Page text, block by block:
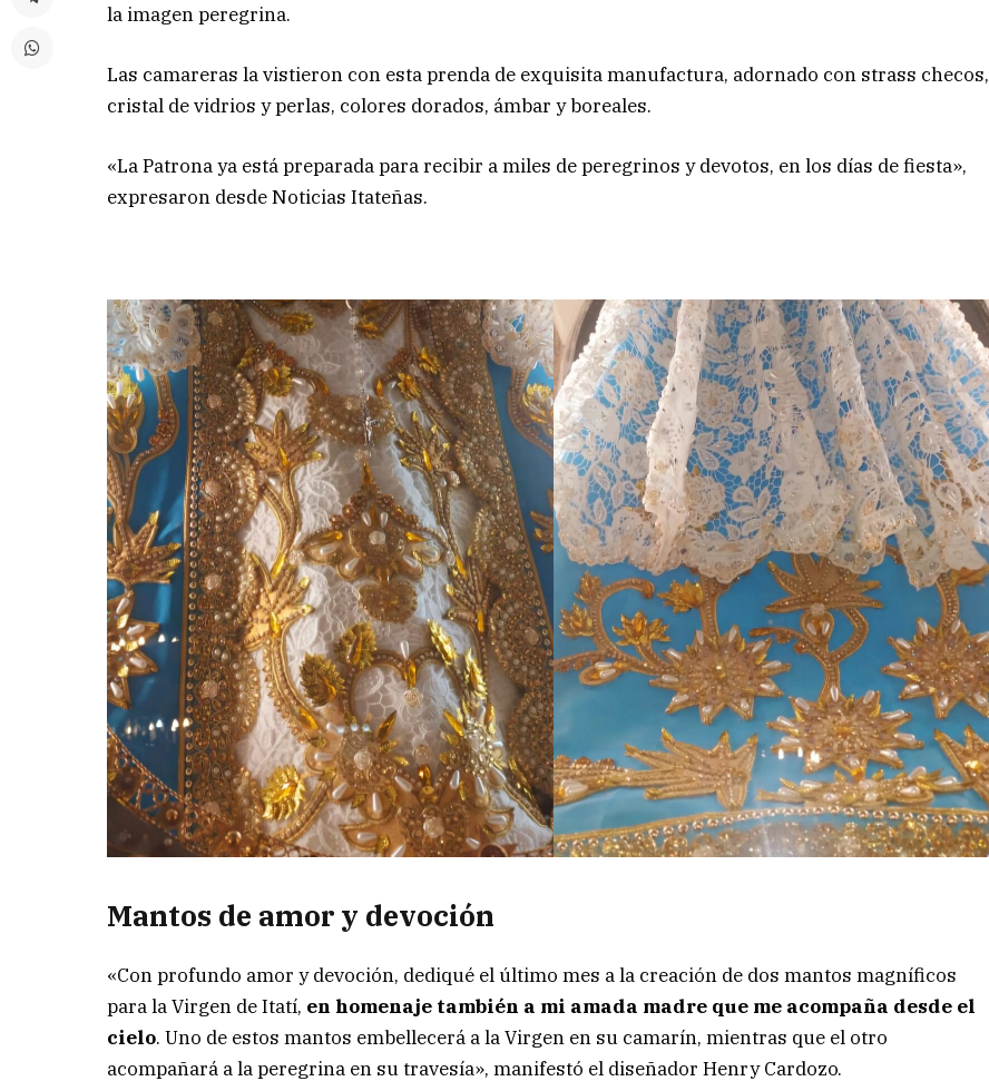
la imagen peregrina.
Las camareras la vistieron con esta prenda de exquisita manufactura, adornado con strass checos,
cristal de vidrios y perlas, colores dorados, ámbar y boreales.
«La Patrona ya está preparada para recibir a miles de peregrinos y devotos, en los días de fiesta»,
expresaron desde Noticias Itateñas.
Mantos de amor y devoción
«Con profundo amor y devoción, dediqué el último mes a la creación de dos mantos magníficos
para la Virgen de Itatí, en homenaje también a mi amada madre que me acompaña desde el
cielo. Uno de estos mantos embellecerá a la Virgen en su camarín, mientras que el otro
acompañará a la peregrina en su travesía», manifestó el diseñador Henry Cardozo.